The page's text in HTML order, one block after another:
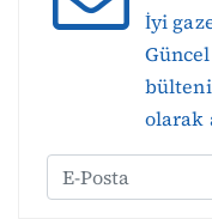
İyi
bülteni
olarak